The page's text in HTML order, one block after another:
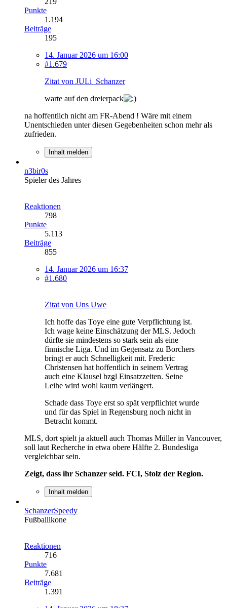
Punkte
1.194
Beiträge
195
14. Januar 2026 um 16:00
#1.679
Zitat von JULi_Schanzer
warte auf den dreierpack
na hoffentlich nicht am FR-Abend ! Wäre mit einem
Unentschieden unter diesen Gegebenheiten schon mehr als
zufrieden.
Inhalt melden
n3bir0s
Spieler des Jahres
Reaktionen
798
Punkte
5.113
Beiträge
855
14. Januar 2026 um 16:37
#1.680
Zitat von Uns Uwe
Ich hoffe das Toye eine gute Verpflichtung ist.
Ich wage keine Einschätzung der MLS. Jedoch
dürfte sie mindestens so stark sein als eine
finnische Liga. Und im Gegensatz zu Borchers
bringt er auch Schnelligkeit mit. Frederic
Christensen hat hoffentlich in seinem Vertrag
auch eine Klausel bzgl Einsatzzeiten. Seine
Leihe wird wohl kaum verlängert.
Schade dass Toye erst so spät verpflichtet wurde
und für das Spiel in Regensburg noch nicht in
Betracht kommt.
MLS, dort spielt ja aktuell auch Thomas Müller in Vancouver,
soll laut Recherche in etwa obere Hälfte 2. Bundesliga
vergleichbar sein.
Zeigt, dass ihr Schanzer seid. FCI, Stolz der Region.
Inhalt melden
SchanzerSpeedy
Fußballikone
Reaktionen
716
Punkte
7.681
Beiträge
1.391